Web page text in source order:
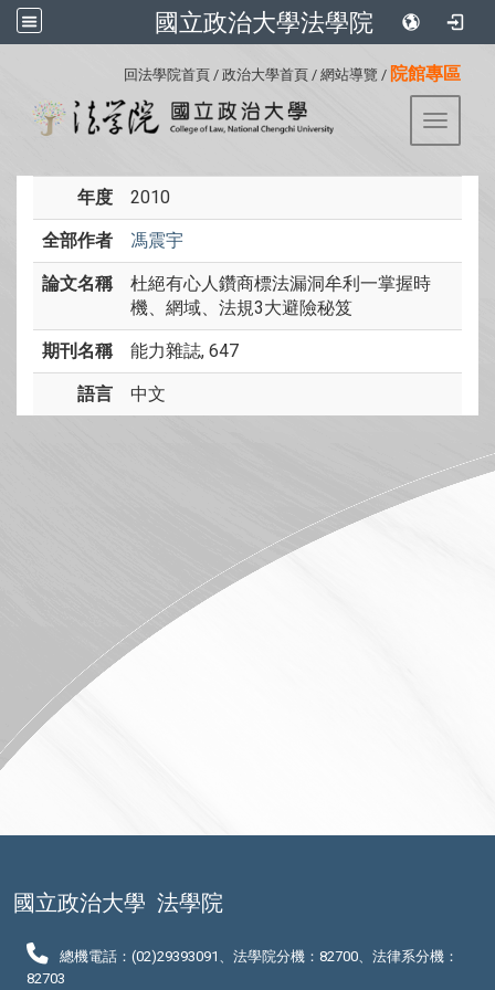
國立政治大學法學院
回法學院首頁 / 政治大學首頁 / 網站導覽 / 院館專區
Toggle
年度 2010
全部作者 馮震宇
論文名稱
杜絕有心人鑽商標法漏洞牟利一掌握時
機、網域、法規3大避險秘笈
期刊名稱 能力雜誌, 647
語言 中文
國立政治大學 法學院
總機電話：(02)29393091、法學院分機：82700、法律系分機：
82703